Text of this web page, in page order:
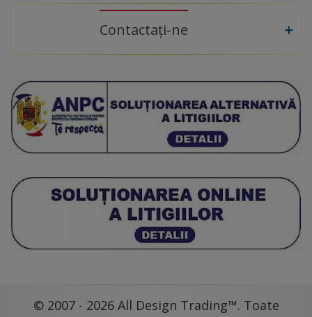
Contactați-ne
© 2007 - 2026 All Design Trading™. Toate